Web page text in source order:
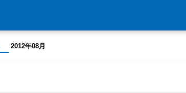
2012年08月